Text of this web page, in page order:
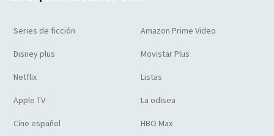
Series de ficción Amazon Prime Video
Disney plus Movistar Plus
Netflix Listas
Apple TV La odisea
Cine español HBO Max